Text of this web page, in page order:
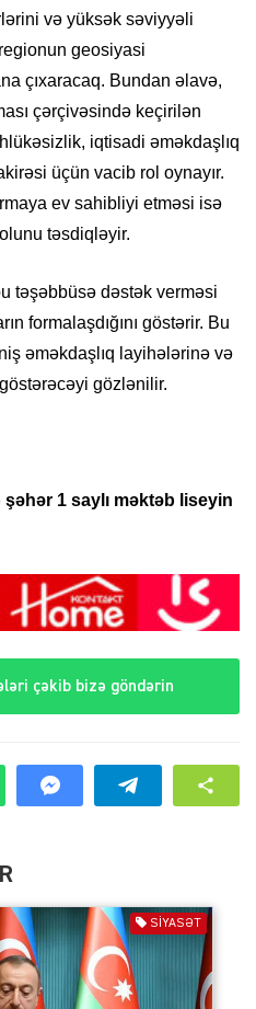
və yüksək səviyyəli
geosiyasi
çıxaracaq. Bundan əlavə,
çərçivəsində keçirilən
iqtisadi əməkdaşlıq
üçün vacib rol oynayır.
ev sahibliyi etməsi isə
təsdiqləyir.
təşəbbüsə dəstək verməsi
formalaşdığını göstərir. Bu
əməkdaşlıq layihələrinə və
gözlənilir.
1 saylı məktəb liseyin
çəkib bizə göndərin
SIYASƏT